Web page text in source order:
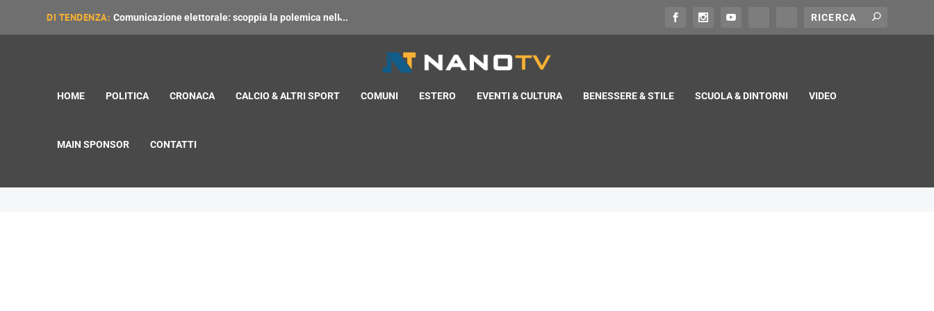
DI TENDENZA: Comunicazione elettorale: scoppia la polemica nell̵...
HOME POLITICA CRONACA CALCIO & ALTRI SPORT COMUNI ESTERO EVENTI & CULTURA BENESSERE & STILE SCUOLA & DINTORNI VIDEO
MAIN SPONSOR CONTATTI